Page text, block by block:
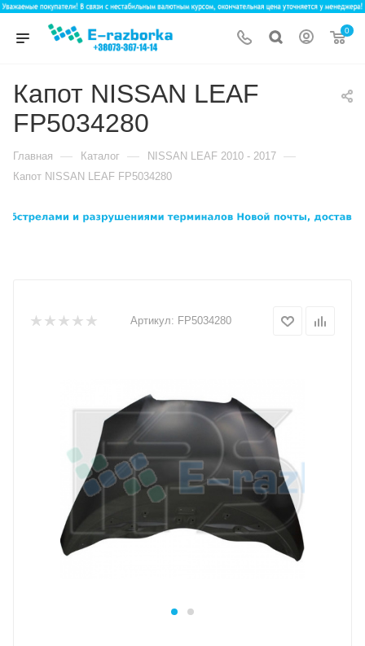
0
Капот NISSAN LEAF
FP5034280
Главная — Каталог — NISSAN LEAF 2010 - 2017 —
Капот NISSAN LEAF FP5034280
Артикул: FP5034280